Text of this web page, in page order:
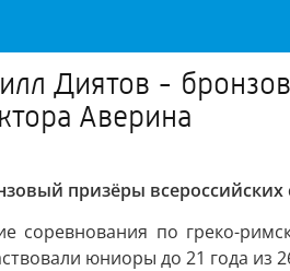
Диятов -
Аверина
призёры
соревнования по греко-
юниоры до 21 года из